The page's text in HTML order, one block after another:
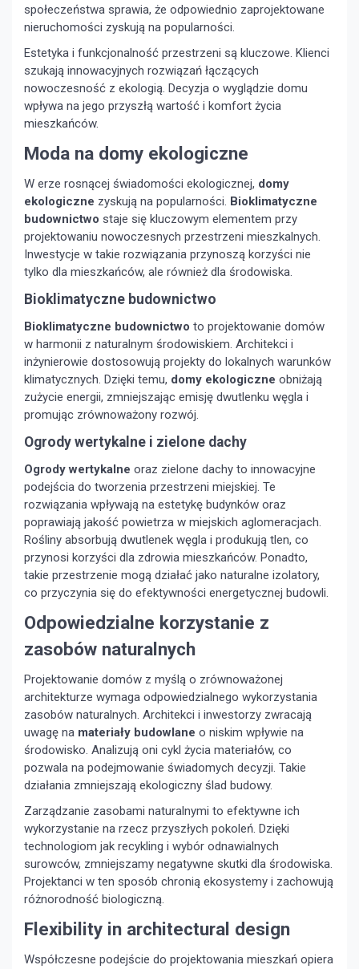
społeczeństwa sprawia, że odpowiednio zaprojektowane
nieruchomości zyskują na popularności.
Estetyka i funkcjonalność przestrzeni są kluczowe. Klienci
szukają innowacyjnych rozwiązań łączących
nowoczesność z ekologią. Decyzja o wyglądzie domu
wpływa na jego przyszłą wartość i komfort życia
mieszkańców.
Moda na domy ekologiczne
W erze rosnącej świadomości ekologicznej, domy
ekologiczne zyskują na popularności. Bioklimatyczne
budownictwo staje się kluczowym elementem przy
projektowaniu nowoczesnych przestrzeni mieszkalnych.
Inwestycje w takie rozwiązania przynoszą korzyści nie
tylko dla mieszkańców, ale również dla środowiska.
Bioklimatyczne budownictwo
Bioklimatyczne budownictwo to projektowanie domów
w harmonii z naturalnym środowiskiem. Architekci i
inżynierowie dostosowują projekty do lokalnych warunków
klimatycznych. Dzięki temu, domy ekologiczne obniżają
zużycie energii, zmniejszając emisję dwutlenku węgla i
promując zrównoważony rozwój.
Ogrody wertykalne i zielone dachy
Ogrody wertykalne oraz zielone dachy to innowacyjne
podejścia do tworzenia przestrzeni miejskiej. Te
rozwiązania wpływają na estetykę budynków oraz
poprawiają jakość powietrza w miejskich aglomeracjach.
Rośliny absorbują dwutlenek węgla i produkują tlen, co
przynosi korzyści dla zdrowia mieszkańców. Ponadto,
takie przestrzenie mogą działać jako naturalne izolatory,
co przyczynia się do efektywności energetycznej budowli.
Odpowiedzialne korzystanie z
zasobów naturalnych
Projektowanie domów z myślą o zrównoważonej
architekturze wymaga odpowiedzialnego wykorzystania
zasobów naturalnych. Architekci i inwestorzy zwracają
uwagę na materiały budowlane o niskim wpływie na
środowisko. Analizują oni cykl życia materiałów, co
pozwala na podejmowanie świadomych decyzji. Takie
działania zmniejszają ekologiczny ślad budowy.
Zarządzanie zasobami naturalnymi to efektywne ich
wykorzystanie na rzecz przyszłych pokoleń. Dzięki
technologiom jak recykling i wybór odnawialnych
surowców, zmniejszamy negatywne skutki dla środowiska.
Projektanci w ten sposób chronią ekosystemy i zachowują
różnorodność biologiczną.
Flexibility in architectural design
Współczesne podejście do projektowania mieszkań opiera